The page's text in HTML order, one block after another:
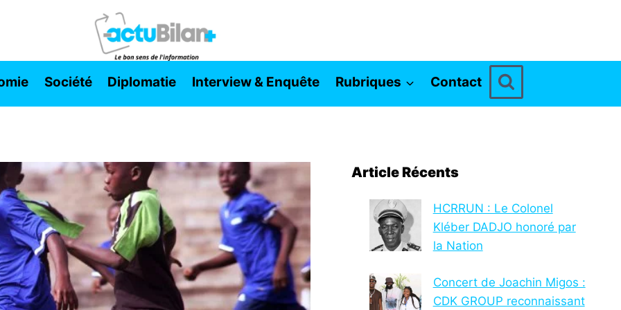
Société Diplomatie Interview & Enquête Rubriques Contact
Article Récents
HCRRUN : Le Colonel
Kléber DADJO honoré par
la Nation
Concert de Joachin Migos :
CDK GROUP reconnaissant